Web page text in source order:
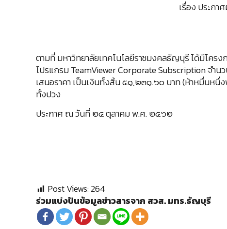
เรื่อง ประกา
ตามที่ มหาวิทยาลัยเทคโนโลยีราชมงคลธัญบุรี ได้มีโครง
โปรแกรม TeamViewer Corporate Subscription จำ
เสนอราคา เป็นเงินทั้งสิ้น ๕๑,๒๓๑.๖๐ บาท (ห้าหมื่นหนึ่
ทั้งปวง
ประกาศ ณ วันที่ ๒๔ ตุลาคม พ.ศ. ๒๕๖๒
Post Views:264
ร่วมแบ่งปันข้อมูลข่าวสารจาก สวส. มทร.ธัญบุรี